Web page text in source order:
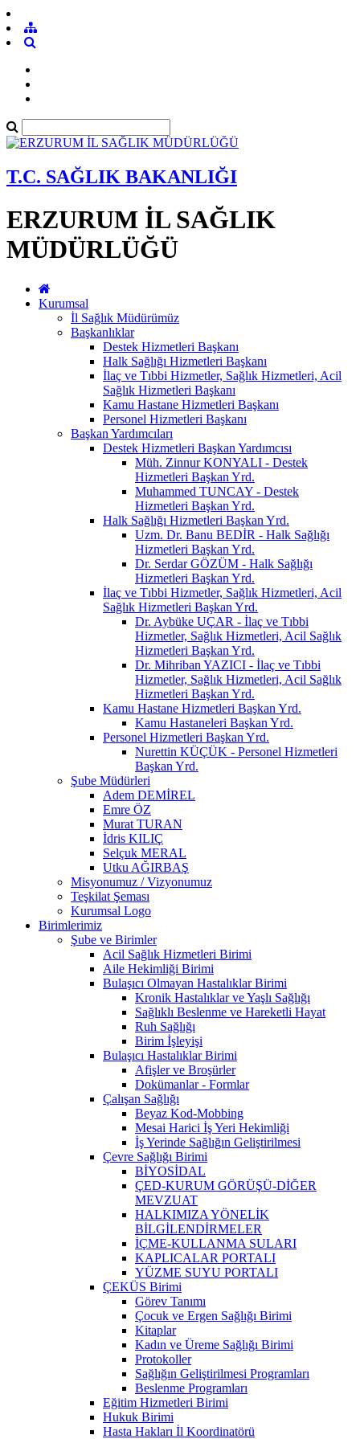
T.C. SAĞLIK BAKANLIĞI
ERZURUM İL SAĞLIK
MÜDÜRLÜĞÜ
Kurumsal
İl Sağlık Müdürümüz
Başkanlıklar
Destek Hizmetleri Başkanı
Halk Sağlığı Hizmetleri Başkanı
İlaç ve Tıbbi Hizmetler, Sağlık Hizmetleri, Acil
Sağlık Hizmetleri Başkanı
Kamu Hastane Hizmetleri Başkanı
Personel Hizmetleri Başkanı
Başkan Yardımcıları
Destek Hizmetleri Başkan Yardımcısı
Müh. Zinnur KONYALI - Destek
Hizmetleri Başkan Yrd.
Muhammed TUNCAY - Destek
Hizmetleri Başkan Yrd.
Halk Sağlığı Hizmetleri Başkan Yrd.
Uzm. Dr. Banu BEDİR - Halk Sağlığı
Hizmetleri Başkan Yrd.
Dr. Serdar GÖZÜM - Halk Sağlığı
Hizmetleri Başkan Yrd.
İlaç ve Tıbbi Hizmetler, Sağlık Hizmetleri, Acil
Sağlık Hizmetleri Başkan Yrd.
Dr. Aybüke UÇAR - İlaç ve Tıbbi
Hizmetler, Sağlık Hizmetleri, Acil Sağlık
Hizmetleri Başkan Yrd.
Dr. Mihriban YAZICI - İlaç ve Tıbbi
Hizmetler, Sağlık Hizmetleri, Acil Sağlık
Hizmetleri Başkan Yrd.
Kamu Hastane Hizmetleri Başkan Yrd.
Kamu Hastaneleri Başkan Yrd.
Personel Hizmetleri Başkan Yrd.
Nurettin KÜÇÜK - Personel Hizmetleri
Başkan Yrd.
Şube Müdürleri
Adem DEMİREL
Emre ÖZ
Murat TURAN
İdris KILIÇ
Selçuk MERAL
Utku AĞIRBAŞ
Misyonumuz / Vizyonumuz
Teşkilat Şeması
Kurumsal Logo
Birimlerimiz
Şube ve Birimler
Acil Sağlık Hizmetleri Birimi
Aile Hekimliği Birimi
Bulaşıcı Olmayan Hastalıklar Birimi
Kronik Hastalıklar ve Yaşlı Sağlığı
Sağlıklı Beslenme ve Hareketli Hayat
Ruh Sağlığı
Birim İşleyişi
Bulaşıcı Hastalıklar Birimi
Afişler ve Broşürler
Dokümanlar - Formlar
Çalışan Sağlığı
Beyaz Kod-Mobbing
Mesai Harici İş Yeri Hekimliği
İş Yerinde Sağlığın Geliştirilmesi
Çevre Sağlığı Birimi
BİYOSİDAL
ÇED-KURUM GÖRÜŞÜ-DİĞER
MEVZUAT
HALKIMIZA YÖNELİK
BİLGİLENDİRMELER
İÇME-KULLANMA SULARI
KAPLICALAR PORTALI
YÜZME SUYU PORTALI
ÇEKÜS Birimi
Görev Tanımı
Çocuk ve Ergen Sağlığı Birimi
Kitaplar
Kadın ve Üreme Sağlığı Birimi
Protokoller
Sağlığın Geliştirilmesi Programları
Beslenme Programları
Eğitim Hizmetleri Birimi
Hukuk Birimi
Hasta Hakları İl Koordinatörü